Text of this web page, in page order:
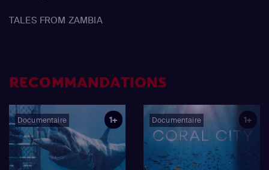
TALES FROM ZAMBIA
RECOMMANDATIONS
Documentaire 1+ Documentaire 1+